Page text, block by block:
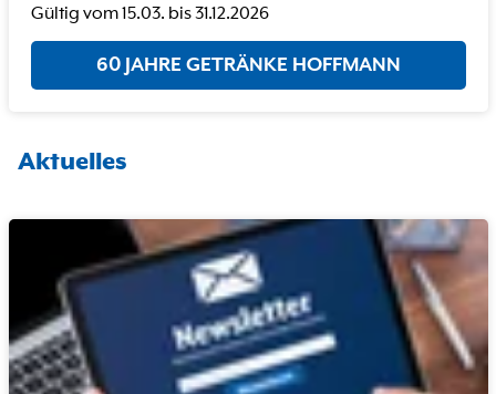
Gültig vom15.03. bis31.12.2026
60 JAHRE GETRÄNKE HOFFMANN
Aktuelles